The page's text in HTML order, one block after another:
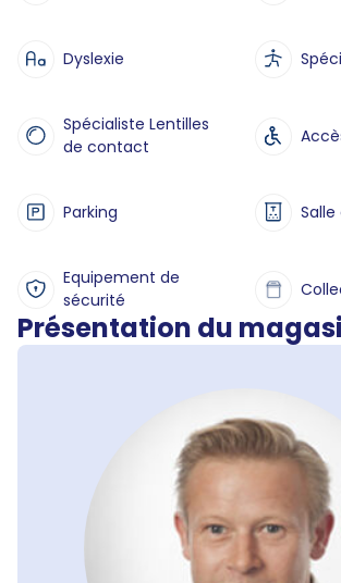
Dyslexie
Spécialiste Lentilles
de contact
Parking
Equipement de
sécurité
Présentation du